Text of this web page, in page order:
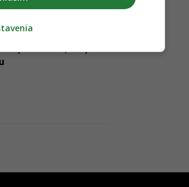
2024. Má to však
prácu v EÚ, ich počet